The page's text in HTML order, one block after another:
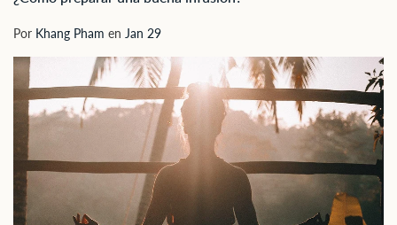
Por Khang Pham en Jan 29